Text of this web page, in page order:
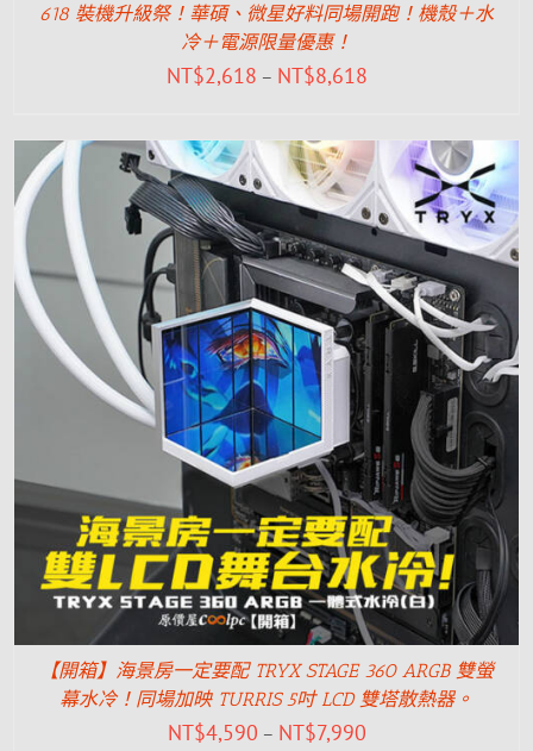
618 裝機升級祭！華碩、微星好料同場開跑！機殼＋水
冷＋電源限量優惠！
NT$2,618 – NT$8,618
【開箱】海景房一定要配 TRYX STAGE 360 ARGB 雙螢
幕水冷！同場加映 TURRIS 5吋 LCD 雙塔散熱器。
NT$4,590 – NT$7,990